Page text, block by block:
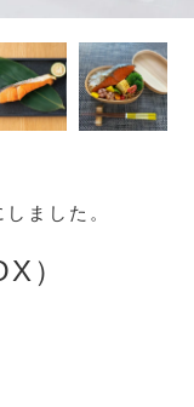
ました。
）